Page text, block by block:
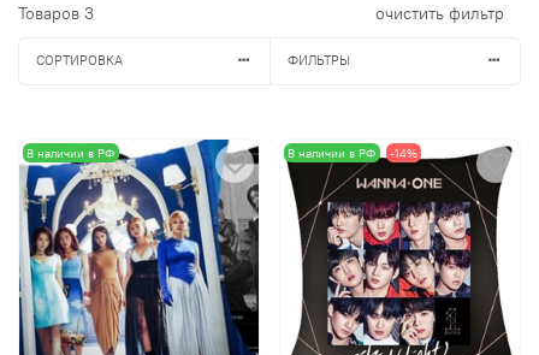
Товаров 3 очистить фильтр
СОРТИРОВКА ФИЛЬТРЫ
В наличии в РФ В наличии в РФ -14%